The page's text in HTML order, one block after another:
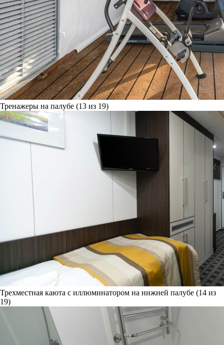
Тренажеры на палубе (13 из 19)
Трехместная каюта с иллюминатором на нижней палубе (14 из
19)